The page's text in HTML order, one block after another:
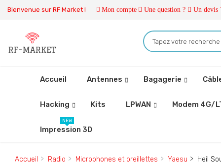
Bienvenue sur RF Market ! Mon compte Une question ? Un devis
Accueil Antennes Bagagerie
Hacking Kits LPWAN Modem 4G/
Impression 3D
NEW
Accueil Radio Microphones et oreillettes Yaesu Heil